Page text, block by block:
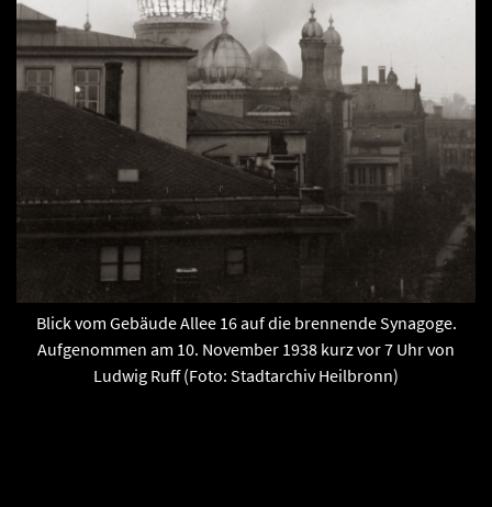
Blick vom Gebäude Allee 16 auf die brennende Synagoge.
Aufgenommen am 10. November 1938 kurz vor 7 Uhr von
Ludwig Ruff (Foto: Stadtarchiv Heilbronn)